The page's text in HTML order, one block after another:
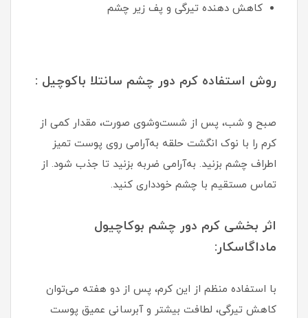
کاهش دهنده تیرگی و پف زیر چشم
روش استفاده کرم دور چشم سانتلا باکوچیل :
صبح و شب، پس از شست‌وشوی صورت، مقدار کمی از
کرم را با نوک انگشت حلقه به‌آرامی روی پوست تمیز
اطراف چشم بزنید. به‌آرامی ضربه بزنید تا جذب شود. از
تماس مستقیم با چشم خودداری کنید.
اثر بخشی کرم دور چشم بوکاچیول
ماداگاسکار:
با استفاده منظم از این کرم، پس از دو هفته می‌توان
کاهش تیرگی، لطافت بیشتر و آبرسانی عمیق پوست